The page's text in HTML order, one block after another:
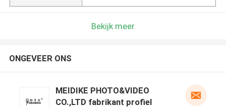
Bekijk meer
ONGEVEER ONS
MEIDIKE PHOTO&VIDEO
CO.,LTD fabrikant profiel